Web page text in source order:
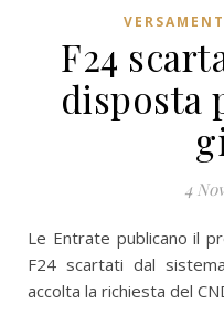
F24
disposta
4
Le Entrate publicano il provvedimento di proroga per gli
F24 scartati dal
accolta la richiesta del